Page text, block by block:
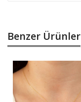
Benzer Ürünler